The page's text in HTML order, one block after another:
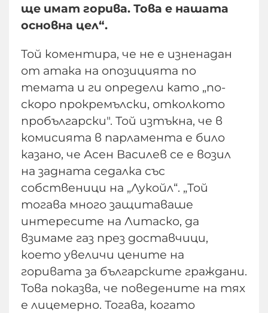
ще имат горива. Това е нашата
основна цел“.
Той коментира, че не е изненадан
от атака на опозицията по
темата и ги определи като „по-
скоро прокремълски, отколкото
пробългарски". Той изтъкна, че в
комисията в парламента е било
казано, че Асен Василев се е возил
на задната седалка със
собственици на „Лукойл“. „Той
тогава много защитаваше
интересите на Литаско, да
взимаме газ през доставчици,
което увеличи цените на
горивата за българските граждани.
Това показва, че поведените на тях
е лицемерно. Тогава, когато